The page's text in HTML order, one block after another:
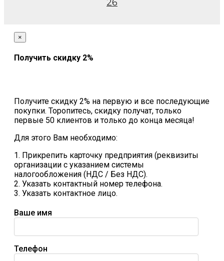
26
×
Получить скидку 2%
Получите скидку 2% на первую и все последующие
покупки. Торопитесь, скидку получат, только
первые 50 клиентов и только до конца месяца!
Для этого Вам необходимо:
1. Прикрепить карточку предприятия (реквизиты
организации с указанием системы
налогообложения (НДС / Без НДС).
2. Указать контактный номер телефона.
3. Указать контактное лицо.
Ваше имя
Телефон